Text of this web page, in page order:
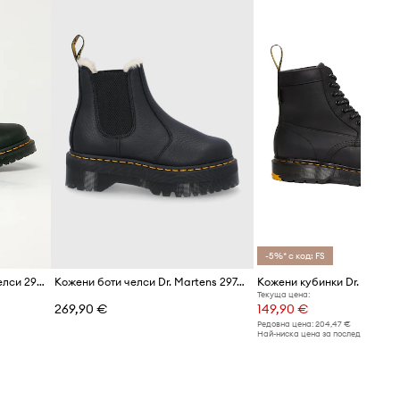
DM15265001
Black
черен
Dr. Martens - Кожени боти челси 2976 Leonore Кожени боти челси Dr. Martens 2976 Quad Fl
269,90 €
-5%* с код: FS
Текуща цена:
149,90 €
Редовна цена: 204,47 €
Най-ниска цена за последните 30